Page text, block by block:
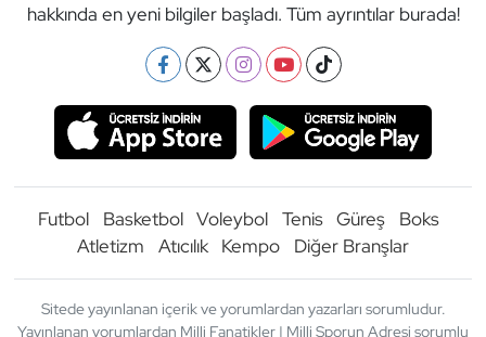
hakkında en yeni bilgiler başladı. Tüm ayrıntılar burada!
Futbol Basketbol Voleybol Tenis Güreş
Boks
Atletizm
Atıcılık Kempo Diğer Branşlar
Sitede yayınlanan içerik ve yorumlardan yazarları sorumludur.
Yayınlanan yorumlardan Milli Fanatikler | Milli Sporun Adresi sorumlu